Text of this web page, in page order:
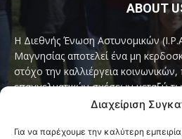
Διαχείριση
Για να παρέχουμε την καλύτερη
ABOUT
Η Διεθνής Ένωση Αστυνομικών
Μαγνησίας αποτελεί ένα μη
στόχο την καλλιέργεια κοινωνικών,
επαγγελματικών σχέσεων μεταξύ
παγκόσμιο σύνθημα «Servo per